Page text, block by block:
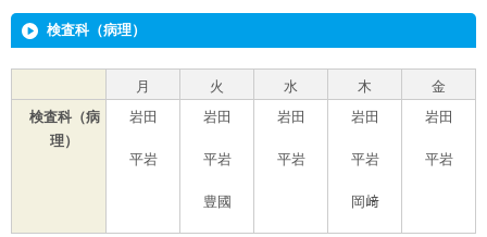
検査科（病理）
月 火 水 木
金
検査科（病
理）
岩田
平岩
岩田
平岩
豊國
岩田
平岩
岩田
平岩
岡﨑
岩田
平岩